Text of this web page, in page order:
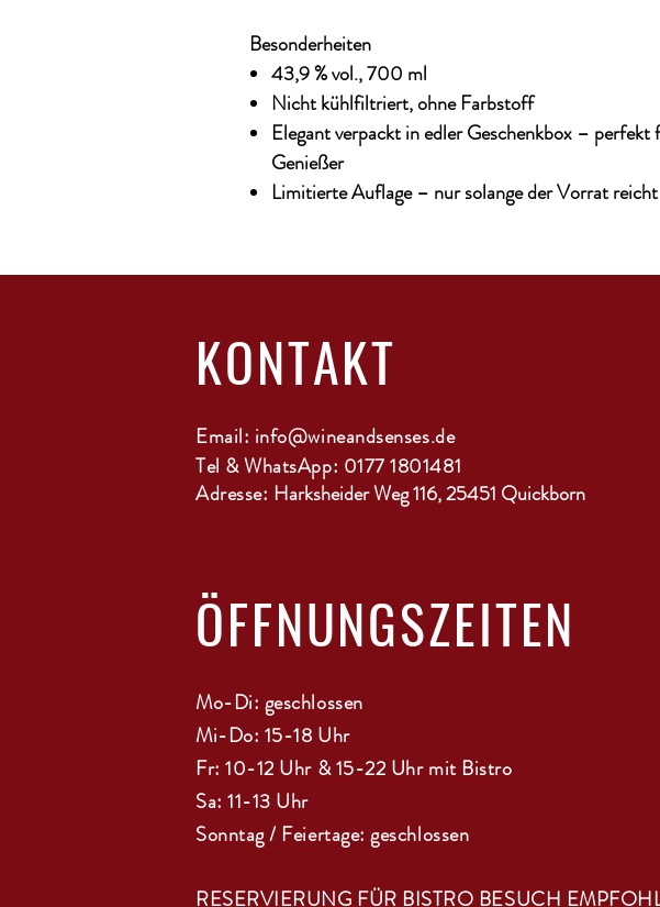
Besonderheiten
43,9 % vol., 700 ml
Nicht kühlfiltriert, ohne Farbstoff
Elegant verpackt in edler Geschenkbox – perfekt
Genießer
Limitierte Auflage – nur solange der Vorrat reicht
KONTAKT
Email: info@wineandsenses.de
Tel & WhatsApp: 0177 1801481
Adresse: Harksheider Weg 116, 25451 Quickborn
ÖFFNUNGSZEITEN
Mo-Di: geschlossen
Mi-Do: 15-18 Uhr
Fr: 10-12 Uhr & 15-22 Uhr mit Bistro
Sa: 11-13 Uhr
Sonntag / Feiertage: geschlossen
RESERVIERUNG FÜR BISTRO BESUCH